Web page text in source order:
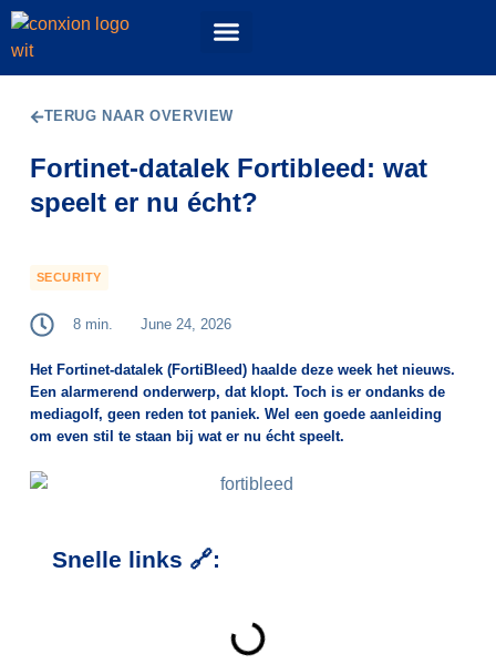
TERUG NAAR OVERVIEW
Fortinet-datalek Fortibleed: wat
speelt er nu écht?
SECURITY
8 min. June 24, 2026
Het Fortinet-datalek (FortiBleed) haalde deze week het nieuws.
Een alarmerend onderwerp, dat klopt. Toch is er ondanks de
mediagolf, geen reden tot paniek. Wel een goede aanleiding
om even stil te staan bij wat er nu écht speelt.
Snelle links 🔗: